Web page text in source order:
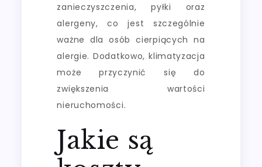
zanieczyszczenia, pyłki oraz
alergeny, co jest szczególnie
ważne dla osób cierpiących na
alergie. Dodatkowo, klimatyzacja
może przyczynić się do
zwiększenia wartości
nieruchomości.
Jakie są